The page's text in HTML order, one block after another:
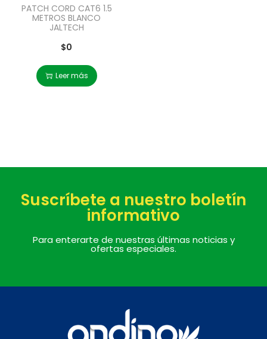
PATCH CORD CAT6 1.5
METROS BLANCO
JALTECH
$0
Leer más
Suscríbete a nuestro boletín
informativo
Para enterarte de nuestras últimas noticias y
ofertas especiales.